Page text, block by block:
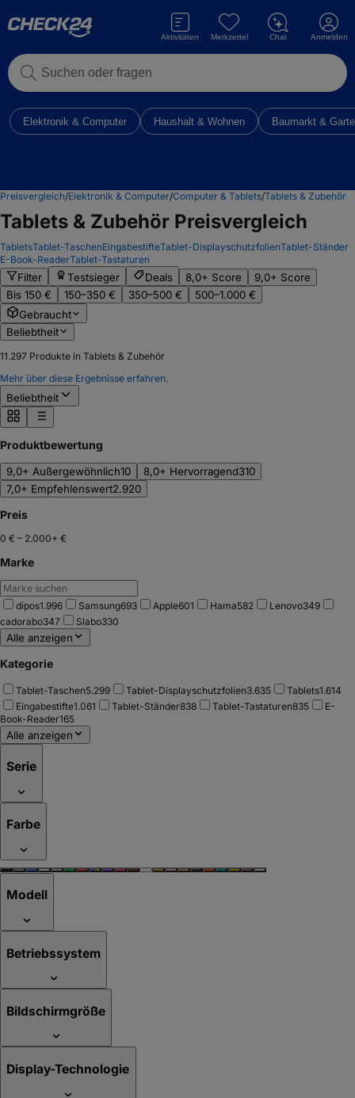
Suchen oder fragen
Aktivitäten Merkzettel Chat Anmelden
Elektronik & Computer Haushalt & Wohnen Baumarkt &
Preisvergleich/Elektronik & Computer/Computer & Tablets/Tablets & Zubehör
Tablets & Zubehör Preisvergleich
TabletsTablet-TaschenEingabestifteTablet-DisplayschutzfolienTablet-Ständer
E-Book-ReaderTablet-Tastaturen
Filter Testsieger Deals 8,0+ Score
9,0+ Score
Bis 150 €
150–350 € 350–500 €
500–1.000 €
Gebraucht
Beliebtheit
11.297 Produkte in Tablets & Zubehör
Mehr über diese Ergebnisse erfahren.
Beliebtheit
Produktbewertung
9,0+ Außergewöhnlich10 8,0+ Hervorragend310
7,0+ Empfehlenswert2.920
Preis
0 € – 2.000+ €
Marke
dipos1.996 Samsung693 Apple601 Hama582 Lenovo349
cadorabo347 Slabo330
Alle anzeigen
Kategorie
Tablet-Taschen5.299 Tablet-Displayschutzfolien3.635 Tablets1.614
Eingabestifte1.061 Tablet-Ständer838 Tablet-Tastaturen835
E-
Book-Reader165
Alle anzeigen
Serie
Farbe
Modell
Betriebssystem
Bildschirmgröße
Display-Technologie